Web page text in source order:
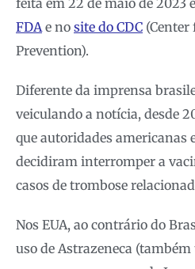
feita em 22 de maio de 2023
FDAe no site do CDC (Center
Prevention).
Diferente da imprensa
veiculando a notícia, desde
que autoridades americanas
decidiram interromper a
casos de trombose
Nos EUA, ao contrário do
uso de Astrazeneca